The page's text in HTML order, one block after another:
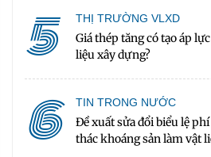
5 THỊ TRƯỜNG VLXD
Giá thép tăng có tạo áp
liệu xây dựng?
6 TIN TRONG NƯỚC
Đề xuất sửa đổi biểu lệ
thác khoáng sản làm vật